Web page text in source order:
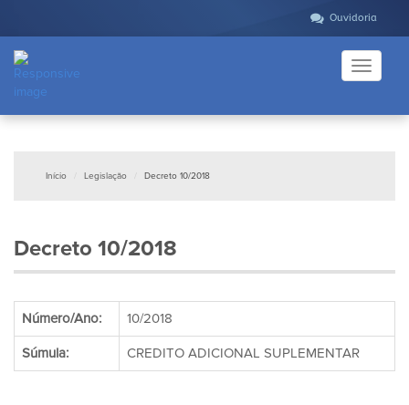
Ouvidoria
Toggle
Início Legislação Decreto 10/2018
Decreto 10/2018
Número/Ano: 10/2018
Súmula: CREDITO ADICIONAL SUPLEMENTAR